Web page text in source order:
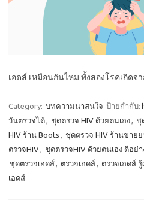
เอดส์ เหมือนกันไหม ทั้งสองโรคเกิดจ
Category: บทความน่าสนใจ ป้ายกำกับ:
วันตรวจได้, ชุดตรวจ HIV ด้วยตนเอง, ชุ
HIV ร้าน Boots , ชุดตรวจ HIV ร้านขายย
ตรวจHIV, ชุดตรวจHIV ด้วยตนเอง ดีอย่า
ชุดตรวจเอดส์, ตรวจเอดส์, ตรวจเอดส์
เอดส์